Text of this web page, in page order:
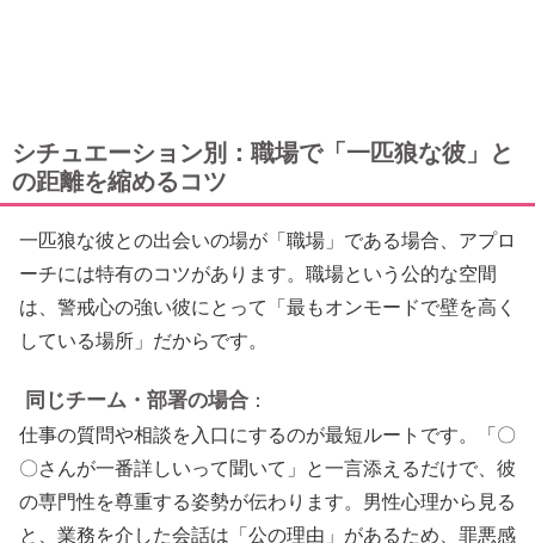
シチュエーション別：職場で「一匹狼な彼」と
の距離を縮めるコツ
一匹狼な彼との出会いの場が「職場」である場合、アプロ
ーチには特有のコツがあります。職場という公的な空間
は、警戒心の強い彼にとって「最もオンモードで壁を高く
している場所」だからです。
同じチーム・部署の場合 ：
仕事の質問や相談を入口にするのが最短ルートです。「〇
〇さんが一番詳しいって聞いて」と一言添えるだけで、彼
の専門性を尊重する姿勢が伝わります。男性心理から見る
と、業務を介した会話は「公の理由」があるため、罪悪感